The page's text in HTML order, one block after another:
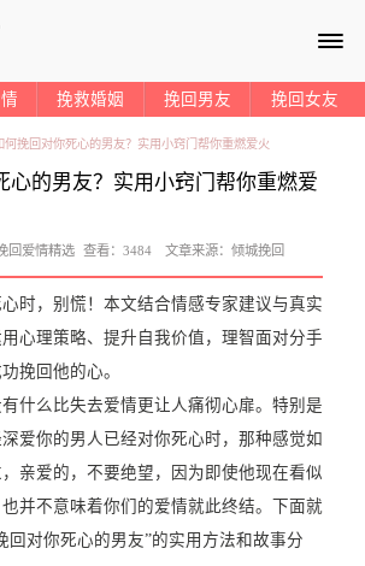
≡
挽救婚姻 挽回男友 挽回女友
何挽回对你死心的男友？实用小窍门帮你重燃爱火
心的男友？实用小窍门帮你重燃爱
回爱情精选 查看：3484 文章来源： 倾城挽回
时，别慌！本文结合情感专家建议与真实
心理策略、提升自我价值，理智面对分手
挽回他的心。
什么比失去爱情更让人痛彻心扉。特别是
爱你的男人已经对你死心时，那种感觉如
亲爱的，不要绝望，因为即使他现在看似
并不意味着你们的爱情就此终结。下面就
回对你死心的男友”的实用方法和故事分